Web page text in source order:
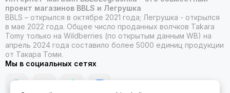
проект магазинов BBLS и Легрушка
BBLS – открылся в октябре 2021 года; Легрушка - открылся
в мае 2022 года. Общее число проданных волчков Takara
Tomy только на Wildberries (по открытым данным WB) на
апрель 2024 года составило более 5000 единиц продукции
от Такара Томи.
Мы в социальных сетях